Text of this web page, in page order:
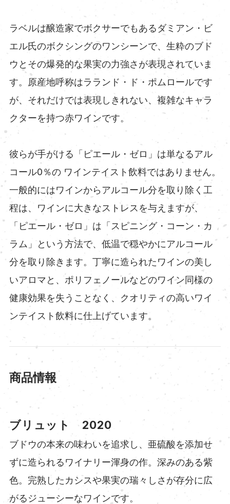
ラベルは醸造家でボクサーでもあるダミアン・ビ
エル氏のボクシングのワンシーンで、生粋のブド
ウとその爆発的な果実の力強さが表現されていま
す。原産地呼称はラランド・ド・ポムロールです
が、それだけでは表現しきれない、複雑なキャラ
クターを持つ赤ワインです。
彼らが手がける「ピエール・ゼロ」は単なるアル
コール0％の ワインテイスト飲料ではありません。
一般的にはワインからアルコール分を取り除く工
程は、ワインに大きなストレスを与えますが、
「ピエール・ゼロ」は「スピニング・コーン・カ
ラム」という方法で、低温で穏やかにアルコール
分を取り除きます。丁寧に造られたワインの美し
いアロマと、ポリフェノールなどのワイン同様の
健康効果を失うことなく、クオリティの高いワイ
ンテイスト飲料に仕上げています。
​​商品情報
ブリュット 2020
ブドウの本来の味わいを追求し、亜硫酸を添加せ
ずに造られるワイナリー渾身の作。深みのある紫
色。完熟したカシスや果実の瑞々しさが存分に広
がるジューシーなワインです。